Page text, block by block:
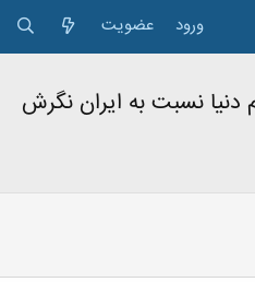
ورود عضویت
نسبت به ایران نگرش